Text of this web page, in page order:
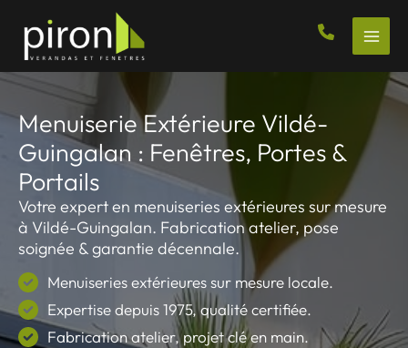
contenu
Menuiserie Extérieure Vildé-
Guingalan : Fenêtres, Portes &
Portails
Votre expert en menuiseries extérieures sur mesure
à Vildé-Guingalan. Fabrication atelier, pose
soignée & garantie décennale.
Menuiseries extérieures sur mesure locale.
Expertise depuis 1975, qualité certifiée.
Fabrication atelier, projet clé en main.